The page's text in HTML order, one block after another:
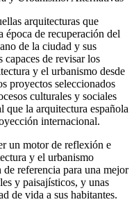
arquitecturas que
época de recuperación del
de la ciudad y sus
capaces de revisar los
y el urbanismo desde
proyectos seleccionados
culturales y sociales
que la arquitectura española
internacional.
un motor de reflexión e
y el urbanismo
referencia para una mejor
y paisajísticos, y unas
de vida a sus habitantes.